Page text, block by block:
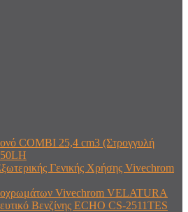
COMBI 25,4 cm3 (Στρογγυλή
Γενικής Χρήσης Vivechrom
Vivechrom VELATURA
Βενζίνης ECHO CS-2511TES